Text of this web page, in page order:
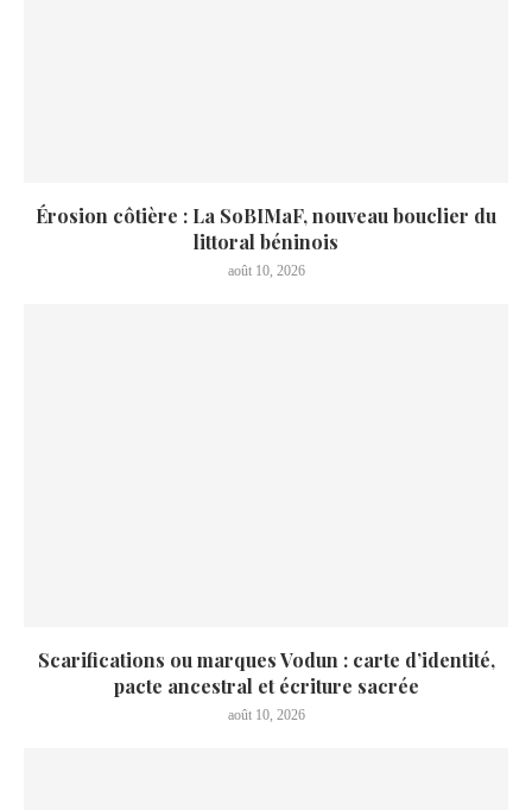
Érosion côtière : La SoBIMaF, nouveau bouclier du
littoral béninois
août 10, 2026
Scarifications ou marques Vodun : carte d’identité,
pacte ancestral et écriture sacrée
août 10, 2026